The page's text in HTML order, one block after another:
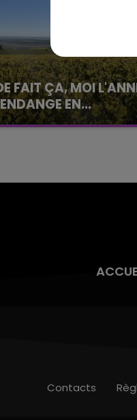
FAIT ÇA, MOI
EN...
a débuté ce
Contacts